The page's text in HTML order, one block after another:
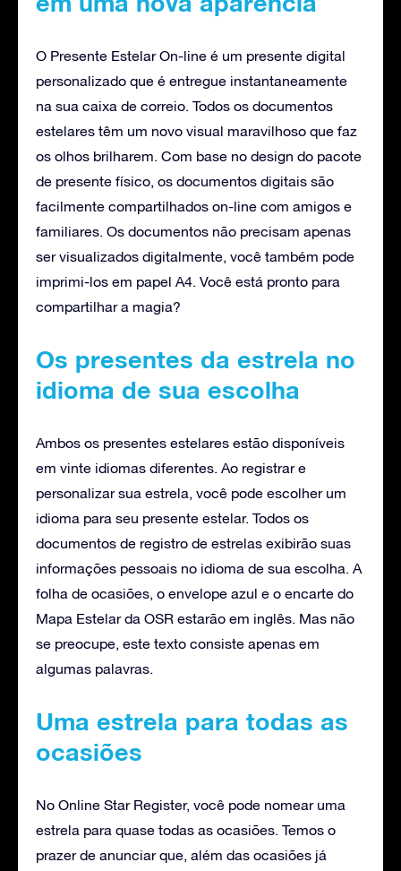
O Presente Estelar On-line é um presente digital
personalizado que é entregue instantaneamente
na sua caixa de correio. Todos os documentos
estelares têm um novo visual maravilhoso que faz
os olhos brilharem. Com base no design do pacote
de presente físico, os documentos digitais são
facilmente compartilhados on-line com amigos e
familiares. Os documentos não precisam apenas
ser visualizados digitalmente, você também pode
imprimi-los em papel A4. Você está pronto para
compartilhar a magia?
Os presentes da estrela no
idioma de sua escolha
Ambos os presentes estelares estão disponíveis
em vinte idiomas diferentes. Ao registrar e
personalizar sua estrela, você pode escolher um
idioma para seu presente estelar. Todos os
documentos de registro de estrelas exibirão suas
informações pessoais no idioma de sua escolha. A
folha de ocasiões, o envelope azul e o encarte do
Mapa Estelar da OSR estarão em inglês. Mas não
se preocupe, este texto consiste apenas em
algumas palavras.
Uma estrela para todas as
ocasiões
No Online Star Register, você pode nomear uma
estrela para quase todas as ocasiões. Temos o
prazer de anunciar que, além das ocasiões já